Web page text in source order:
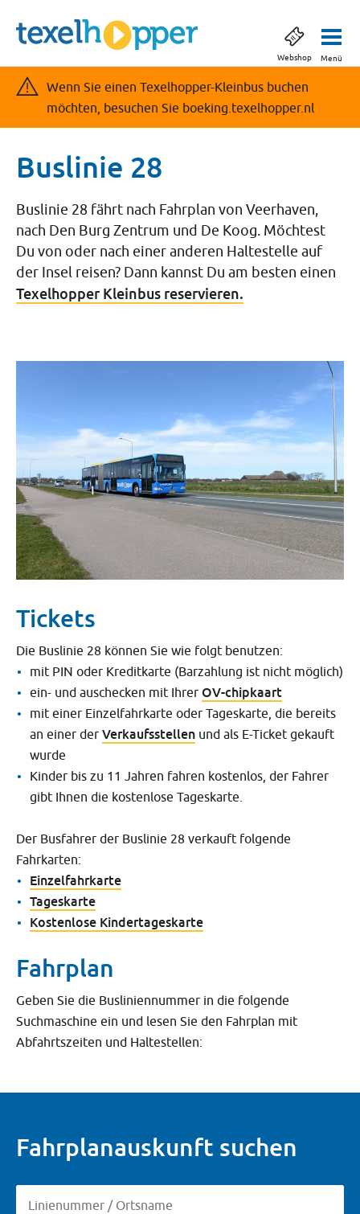
Webshop Menü
Wenn Sie einen Texelhopper-Kleinbus buchen
möchten, besuchen Sie boeking.texelhopper.nl
Buslinie 28
Buslinie 28 fährt nach Fahrplan von Veerhaven,
nach Den Burg Zentrum und De Koog. Möchtest
Du von oder nach einer anderen Haltestelle auf
der Insel reisen? Dann kannst Du am besten einen
Texelhopper Kleinbus reservieren.
Tickets
Die Buslinie 28 können Sie wie folgt benutzen:
mit PIN oder Kreditkarte (Barzahlung ist nicht möglich)
ein- und auschecken mit Ihrer OV-chipkaart
mit einer Einzelfahrkarte oder Tageskarte, die bereits
an einer der Verkaufsstellen und als E-Ticket gekauft
wurde
Kinder bis zu 11 Jahren fahren kostenlos, der Fahrer
gibt Ihnen die kostenlose Tageskarte.
Der Busfahrer der Buslinie 28 verkauft folgende
Fahrkarten:
Einzelfahrkarte
Tageskarte
Kostenlose Kindertageskarte
Fahrplan
Geben Sie die Busliniennummer in die folgende
Suchmaschine ein und lesen Sie den Fahrplan mit
Abfahrtszeiten und Haltestellen:
Fahrplanauskunft suchen
Linienummer / Ortsname
Linienummer / Ortsname